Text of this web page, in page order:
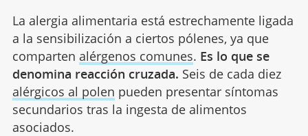
La alergia alimentaria está estrechamente ligada
a la sensibilización a ciertos pólenes, ya que
comparten alérgenos comunes. Es lo que se
denomina reacción cruzada. Seis de cada diez
alérgicos al polen pueden presentar síntomas
secundarios tras la ingesta de alimentos
asociados.